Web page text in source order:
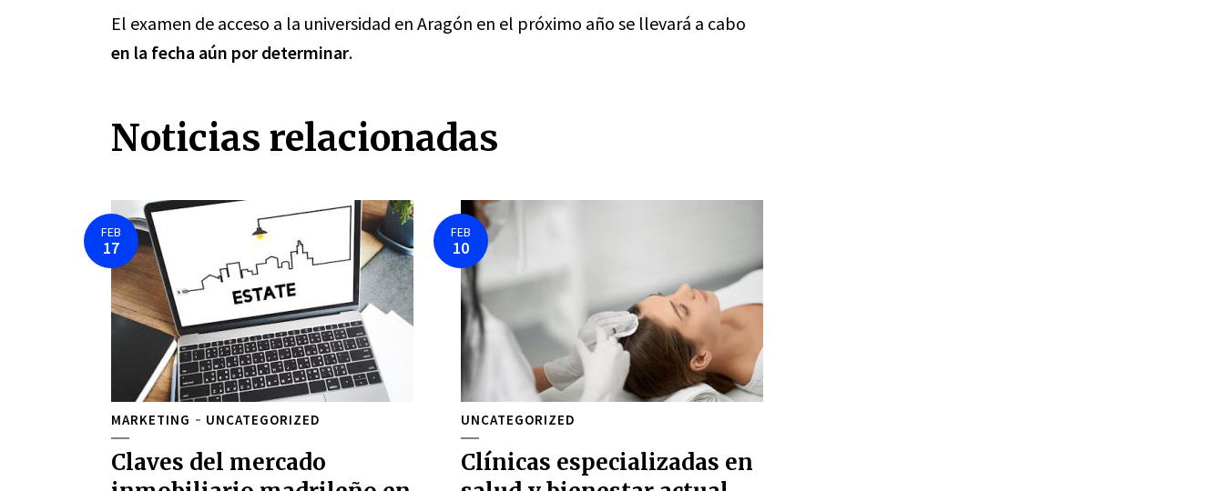
El examen de acceso a la universidad en Aragón en el próximo año se llevará a cabo
en la fecha aún por determinar.
Noticias relacionadas
FEB
17
MARKETING UNCATEGORIZED
Claves del mercado
FEB
10
UNCATEGORIZED
Clínicas especializadas en